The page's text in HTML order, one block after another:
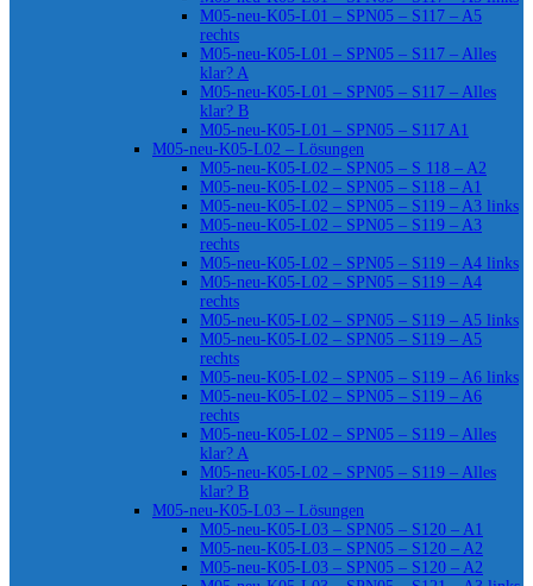
M05-neu-K05-L01 – SPN05 – S117 – A5
rechts
M05-neu-K05-L01 – SPN05 – S117 – Alles
klar? A
M05-neu-K05-L01 – SPN05 – S117 – Alles
klar? B
M05-neu-K05-L01 – SPN05 – S117 A1
M05-neu-K05-L02 – Lösungen
M05-neu-K05-L02 – SPN05 – S 118 – A2
M05-neu-K05-L02 – SPN05 – S118 – A1
M05-neu-K05-L02 – SPN05 – S119 – A3 links
M05-neu-K05-L02 – SPN05 – S119 – A3
rechts
M05-neu-K05-L02 – SPN05 – S119 – A4 links
M05-neu-K05-L02 – SPN05 – S119 – A4
rechts
M05-neu-K05-L02 – SPN05 – S119 – A5 links
M05-neu-K05-L02 – SPN05 – S119 – A5
rechts
M05-neu-K05-L02 – SPN05 – S119 – A6 links
M05-neu-K05-L02 – SPN05 – S119 – A6
rechts
M05-neu-K05-L02 – SPN05 – S119 – Alles
klar? A
M05-neu-K05-L02 – SPN05 – S119 – Alles
klar? B
M05-neu-K05-L03 – Lösungen
M05-neu-K05-L03 – SPN05 – S120 – A1
M05-neu-K05-L03 – SPN05 – S120 – A2
M05-neu-K05-L03 – SPN05 – S120 – A2